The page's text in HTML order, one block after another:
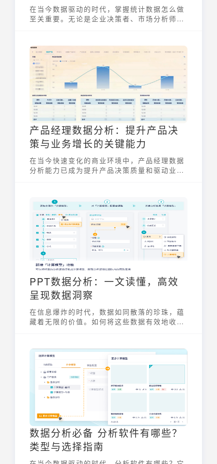
在当今数据驱动的时代，掌握统计数据怎么做
至关重要。无论是企业决策者、市场分析师还
提供一份从入门到精通的实用指南，帮助您全
面了解统计数据的处理流程和方法。
产品经理数据分析：提升产品决
策与业务增长的关键能力
在当今快速变化的商业环境中，产品经理数据
分析能力已成为提升产品决策质量和驱动业务
工具和方法，从海量数据中提取有价值的信
息，指导产品迭代和战略调整。
PPT数据分析：一文读懂，高效
呈现数据洞察
在信息爆炸的时代，数据如同散落的珍珠，蕴
藏着无限的价值。如何将这些数据有效地收
够将复杂的数据转化为清晰、直观的图表，帮
助管理者快速洞察业务趋势，做出明智决策。
本文将深入探讨PPT数据分析的流程、方法与
技巧，助你高效呈现数据洞察。
数据分析必备 分析软件有哪些？
类型与选择指南